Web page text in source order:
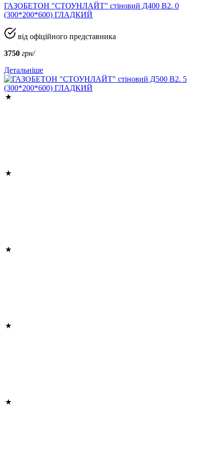
ГАЗОБЕТОН "СТОУНЛАЙТ" стіновий Д400 В2. 0
(300*200*600) ГЛАДКИЙ
від офіційного представника
3750 грн/
Детальніше